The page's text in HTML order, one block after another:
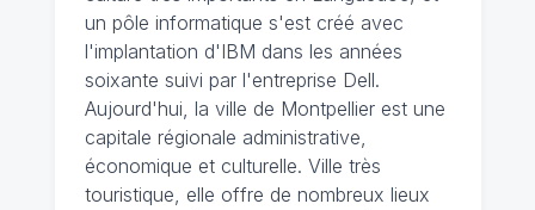
un pôle informatique s'est créé avec
l'implantation d'IBM dans les années
soixante suivi par l'entreprise Dell.
Aujourd'hui, la ville de Montpellier est une
capitale régionale administrative,
économique et culturelle. Ville très
touristique, elle offre de nombreux lieux